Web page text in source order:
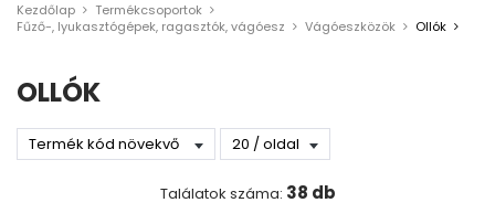
Akciós termékek
Promóciós termékek
Újdonságok
Kifutó termékek
Kezdőlap
Termékcsoportok
Fűző-, lyukasztógépek, ragasztók, vágóesz
Vágóeszközök Ollók
OLLÓK
Találatok száma: 38 db